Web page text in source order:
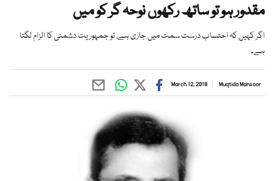
مقدور ہو تو ساتھ رکھوں نوحہ گر کو میں
اگر کہیں کہ احتساب درست سمت میں جاری ہے، تو جمہوریت دشمنی کا الزام لگتا
ہے۔
Muqtida Mansoor
March 12, 2018